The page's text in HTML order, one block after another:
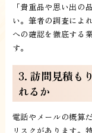
「貴重品や思い出の
い。筆者の調査によ
への確認を徹底する
す。
3. 訪問見積も
れるか
電話やメールの概算
リスクがあります。